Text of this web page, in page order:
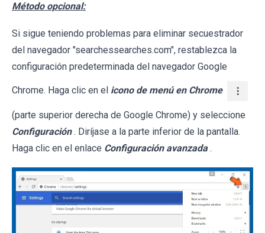
Método opcional:
Si sigue teniendo problemas para eliminar secuestrador
del navegador "searchessearches.com", restablezca la
configuración predeterminada del navegador Google
Chrome. Haga clic en el icono de menú en Chrome
(parte superior derecha de Google Chrome) y seleccione
Configuración . Diríjase a la parte inferior de la pantalla.
Haga clic en el enlace Configuración avanzada .